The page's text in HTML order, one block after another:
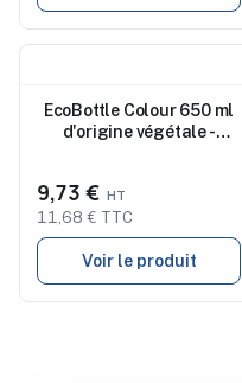
EcoBottle Colour 650 ml
d'origine végétale -
9,73 €
11,68 € TTC
Voir le produit